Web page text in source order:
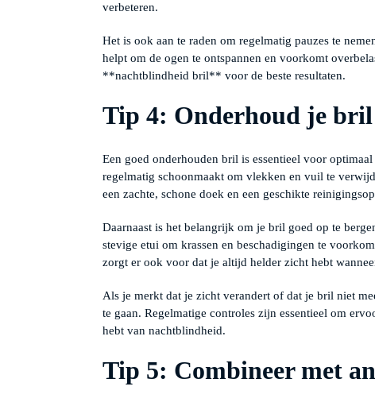
verbeteren.
Het is ook aan te raden om regelmatig pauzes te
helpt om de ogen te ontspannen en voorkomt
**nachtblindheid bril** voor de beste resultaten.
Tip 4: Onderhoud je bril
Een goed onderhouden bril is essentieel voor
regelmatig schoonmaakt om vlekken en vuil te
een zachte, schone doek en een geschikte
Daarnaast is het belangrijk om je bril goed op te
stevige etui om krassen en beschadigingen te
zorgt er ook voor dat je altijd helder zicht hebt
Als je merkt dat je zicht verandert of dat je bril niet
te gaan. Regelmatige controles zijn essentieel om
hebt van nachtblindheid.
Tip 5: Combineer met